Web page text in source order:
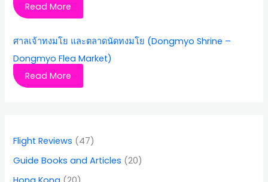
Read More
ศาลเจ้าทงมโย และตลาดนัดทงมโย (Dongmyo Shrine –
Dongmyo Flea Market)
Read More
Flight Reviews (47)
Guide Books and Articles (20)